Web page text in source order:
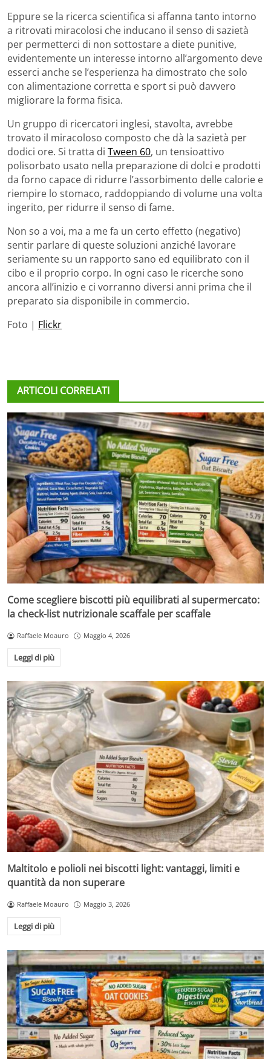
Eppure se la ricerca scientifica si affanna tanto intorno
a ritrovati miracolosi che inducano il senso di sazietà
per permetterci di non sottostare a diete punitive,
evidentemente un interesse intorno all’argomento deve
esserci anche se l’esperienza ha dimostrato che solo
con alimentazione corretta e sport si può davvero
migliorare la forma fisica.
Un gruppo di ricercatori inglesi, stavolta, avrebbe
trovato il miracoloso composto che dà la sazietà per
dodici ore. Si tratta di Tween 60, un tensioattivo
polisorbato usato nella preparazione di dolci e prodotti
da forno capace di ridurre l’assorbimento delle calorie e
riempire lo stomaco, raddoppiando di volume una volta
ingerito, per ridurre il senso di fame.
Non so a voi, ma a me fa un certo effetto (negativo)
sentir parlare di queste soluzioni anziché lavorare
seriamente su un rapporto sano ed equilibrato con il
cibo e il proprio corpo. In ogni caso le ricerche sono
ancora all’inizio e ci vorranno diversi anni prima che il
preparato sia disponibile in commercio.
Foto | Flickr
ARTICOLI CORRELATI
Come scegliere biscotti più equilibrati al supermercato:
la check-list nutrizionale scaffale per scaffale
Raffaele Moauro Maggio 4, 2026
Leggi di più
Maltitolo e polioli nei biscotti light: vantaggi, limiti e
quantità da non superare
Raffaele Moauro Maggio 3, 2026
Leggi di più